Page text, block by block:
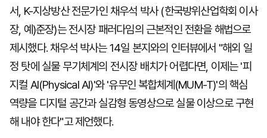
서, K-지상방산 전문가인 채우석 박사 (한국방위산업학회 이사
장, 예)준장)는 전시장 패러다임의 근본적인 전환을 해법으로
제시했다. 채우석 박사는 14일 본지와의 인터뷰에서 "해외 일
정 탓에 실물 무기체계의 전시장 배치가 어렵다면, 이제는 '피
지컬 AI(Physical AI)'와 '유무인 복합체계(MUM-T)'의 핵심
역량을 디지털 공간과 실감형 동영상으로 실물 이상으로 구현
해 내야 한다"고 제언했다.